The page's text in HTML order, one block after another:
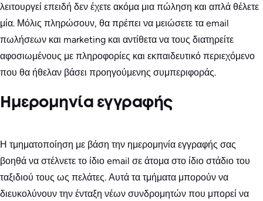
λειτουργεί επειδή δεν έχετε ακόμα μια πώληση και απλά θέλετε
μία. Μόλις πληρώσουν, θα πρέπει να μειώσετε τα email
πωλήσεων και marketing και αντίθετα να τους διατηρείτε
αφοσιωμένους με πληροφορίες και εκπαιδευτικό περιεχόμενο
που θα ήθελαν βάσει προηγούμενης συμπεριφοράς.
Ημερομηνία εγγραφής
Η τμηματοποίηση με βάση την ημερομηνία εγγραφής σας
βοηθά να στέλνετε το ίδιο email σε άτομα στο ίδιο στάδιο του
ταξιδιού τους ως πελάτες. Αυτά τα τμήματα μπορούν να
διευκολύνουν την ένταξη νέων συνδρομητών που μπορεί να